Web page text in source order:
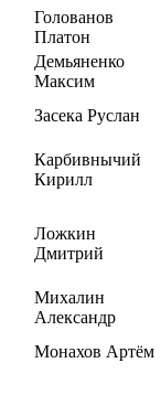
Голованов
Платон
Демьяненко
Максим
Засека Руслан
Карбивнычий
Кирилл
Ложкин
Дмитрий
Михалин
Александр
Монахов Артём